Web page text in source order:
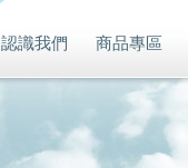
認識我們 商品專區